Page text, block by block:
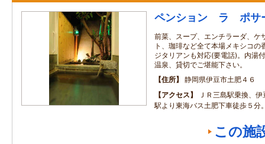
ペンション ラ ポサ
前菜、スープ、エンチラーダ、ケ
ト、珈琲など全て本場メキシコ
ジタリアンも対応(要電話)。内湯
温泉、貸切でご堪能下さい。
住所
静岡県伊豆市土肥４６
アクセス
ＪＲ三島駅乗換、
駅より東海バス土肥下車徒歩５分
この施